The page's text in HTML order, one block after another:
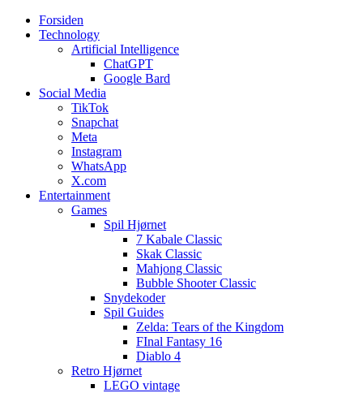
Web3zero.dk
Web3zero.dk
Forsiden
Technology
Artificial Intelligence
ChatGPT
Google Bard
Social Media
TikTok
Snapchat
Meta
Instagram
WhatsApp
X.com
Entertainment
Games
Spil Hjørnet
7 Kabale Classic
Skak Classic
Mahjong Classic
Bubble Shooter Classic
Snydekoder
Spil Guides
Zelda: Tears of the Kingdom
FInal Fantasy 16
Diablo 4
Retro Hjørnet
LEGO vintage